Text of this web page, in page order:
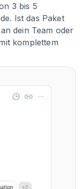
3 bis 5
Ist das Paket
dein Team oder
komplettem